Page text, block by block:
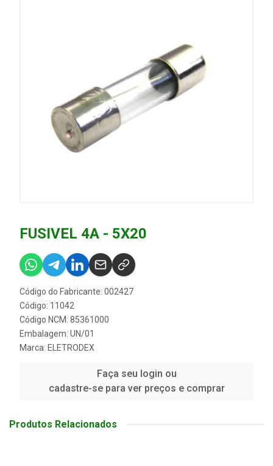
FUSIVEL 4A - 5X20
Código do Fabricante: 002427
Código: 11042
Código NCM: 85361000
Embalagem: UN/01
Marca: ELETRODEX
Faça seu login ou
cadastre-se para ver preços e comprar
Produtos Relacionados